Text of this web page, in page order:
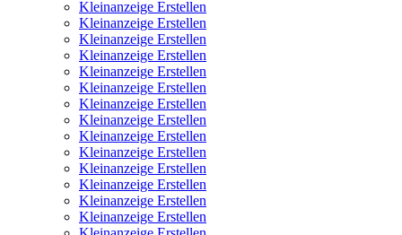
Kleinanzeige Erstellen
Kleinanzeige Erstellen
Kleinanzeige Erstellen
Kleinanzeige Erstellen
Kleinanzeige Erstellen
Kleinanzeige Erstellen
Kleinanzeige Erstellen
Kleinanzeige Erstellen
Kleinanzeige Erstellen
Kleinanzeige Erstellen
Kleinanzeige Erstellen
Kleinanzeige Erstellen
Kleinanzeige Erstellen
Kleinanzeige Erstellen